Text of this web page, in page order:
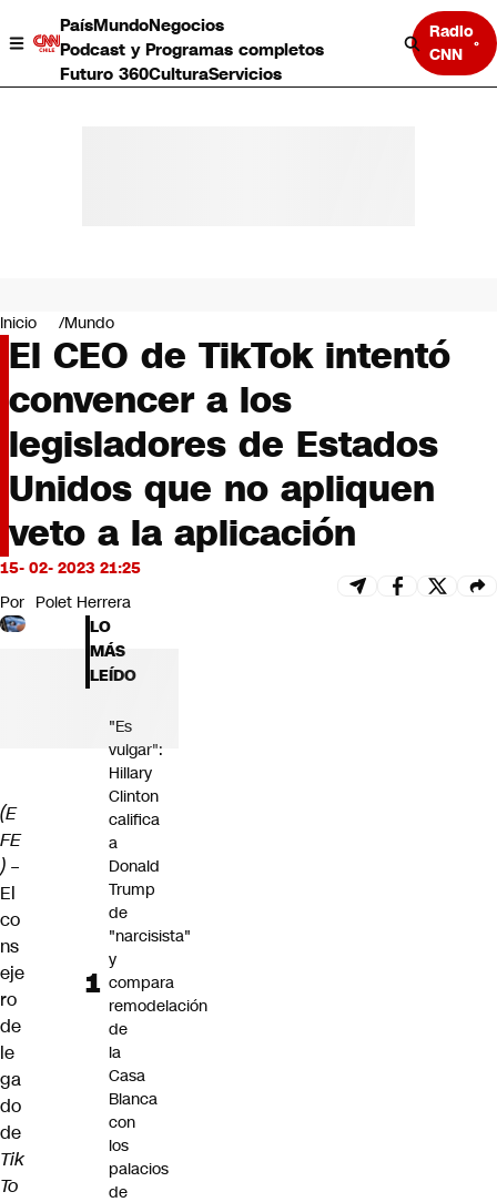
PaísMundoNegocios
Podcast y Programas completos
Futuro 360CulturaServicios
Radio
CNN
Negocios
Deportes
Programas completos
Cultura
Servicios
Bits
CNN Data
CNN tiempo
Futuro 360
Opinión
Inicio Mundo
El CEO de TikTok intentó
convencer a los
legisladores de Estados
Unidos que no apliquen
veto a la aplicación
15- 02- 2023 21:25
Por Polet Herrera
(E
FE
) –
El
co
ns
eje
ro
de
le
ga
do
de
Tik
To
LO
MÁS
LEÍDO
"Es
vulgar":
Hillary
Clinton
califica
a
Donald
Trump
de
"narcisista"
y
compara
remodelación
de
la
Casa
Blanca
con
los
palacios
de